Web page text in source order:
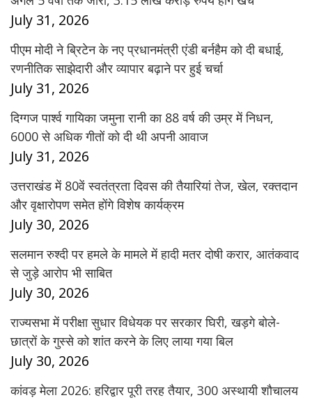
July 31, 2026
पीएम मोदी ने ब्रिटेन के नए प्रधानमंत्री एंडी बर्नहैम को दी बधाई,
रणनीतिक साझेदारी और व्यापार बढ़ाने पर हुई चर्चा
July 31, 2026
दिग्गज पार्श्व गायिका जमुना रानी का 88 वर्ष की उम्र में निधन,
6000 से अधिक गीतों को दी थी अपनी आवाज
July 31, 2026
उत्तराखंड में 80वें स्वतंत्रता दिवस की तैयारियां तेज, खेल, रक्तदान
और वृक्षारोपण समेत होंगे विशेष कार्यक्रम
July 30, 2026
सलमान रुश्दी पर हमले के मामले में हादी मतर दोषी करार, आतंकवाद
से जुड़े आरोप भी साबित
July 30, 2026
राज्यसभा में परीक्षा सुधार विधेयक पर सरकार घिरी, खड़गे बोले-
छात्रों के गुस्से को शांत करने के लिए लाया गया बिल
July 30, 2026
कांवड़ मेला 2026: हरिद्वार पूरी तरह तैयार, 300 अस्थायी शौचालय